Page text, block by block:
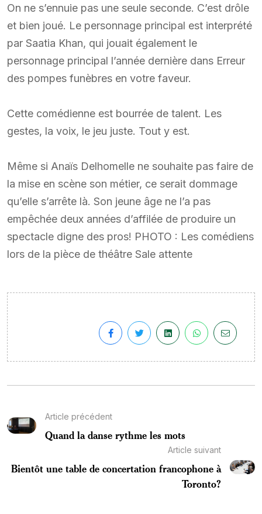
On ne s’ennuie pas une seule seconde. C’est drôle
et bien joué. Le personnage principal est interprété
par Saatia Khan, qui jouait également le
personnage principal l’année dernière dans Erreur
des pompes funèbres en votre faveur.
Cette comédienne est bourrée de talent. Les
gestes, la voix, le jeu juste. Tout y est.
Même si Anaïs Delhomelle ne souhaite pas faire de
la mise en scène son métier, ce serait dommage
qu’elle s’arrête là. Son jeune âge ne l’a pas
empêchée deux années d’affilée de produire un
spectacle digne des pros! PHOTO : Les comédiens
lors de la pièce de théâtre Sale attente
Article précédent
Quand la danse rythme les mots
Article suivant
Bientôt une table de concertation francophone à
Toronto?